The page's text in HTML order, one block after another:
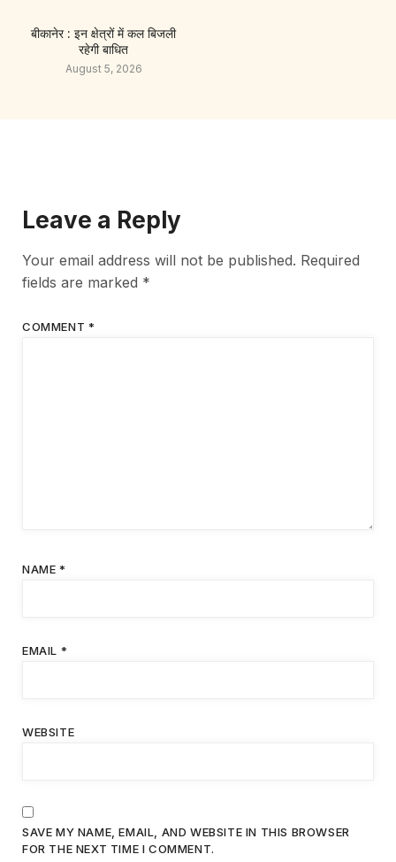
बीकानेर : इन क्षेत्रों में कल बिजली
रहेगी बाधित
August 5, 2026
Leave a Reply
Your email address will not be published. Required
fields are marked *
COMMENT *
NAME *
EMAIL *
WEBSITE
SAVE MY NAME, EMAIL, AND WEBSITE IN THIS BROWSER
FOR THE NEXT TIME I COMMENT.